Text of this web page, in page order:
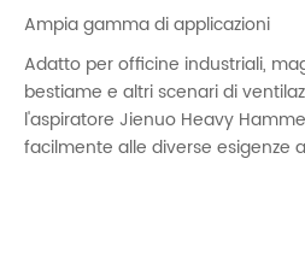
Ampia gamma di applicazioni
Adatto per officine industriali,
bestiame e altri scenari di
l'aspiratore Jienuo Heavy
facilmente alle diverse esigenze